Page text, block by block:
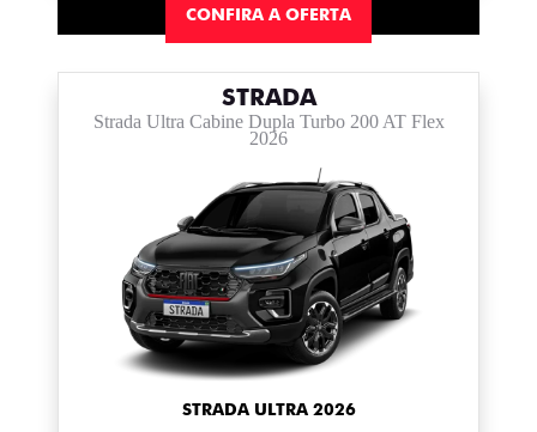
CONFIRA A OFERTA
STRADA
Strada Ultra Cabine Dupla Turbo 200 AT Flex
2026
STRADA ULTRA 2026